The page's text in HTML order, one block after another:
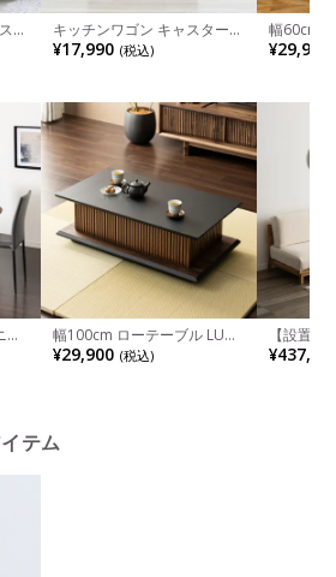
タ キッチンワゴン キャスター
付き スリム 幅41.5cm ヨーロ
ッパ風家具 ロートアイアンシ
¥17,990 (税込)
幅60cm
アンティ
天然木 ミ
具 小さめ
¥29,900
ン 幅100cm ローテーブル LUGA
木製 リビングテーブル 格子
座卓 収納付き センターテー
¥29,900 (税込)
【設置
ァ 3人掛
soil(ソイ
テム